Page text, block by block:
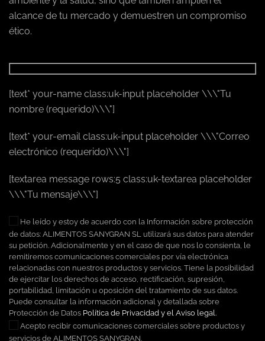
alcance de tu mercado y demuestren un compromiso
ético.
[text* your-name class:uk-input placeholder \\\"Tu
nombre (requerido)\\\"]
[text* your-email class:uk-input placeholder \\\"Correo
electrónico (requerido)\\\"]
[textarea message rows:5 class:uk-textarea placeholder
\\\"Tu mensaje\\\"]
He leído y estoy de acuerdo con la Información sobre protección
de datos: ALIMENTOS SANYGRAN SL utilizará sus datos para atender
su petición. Adicionalmente y en el caso de que nos lo consienta, le
remitiremos comunicaciones comerciales por vía electrónica
relacionadas con nuestros productos y servicios. Tiene la posibilidad
de ejercitar los derechos de acceso, rectificación, supresión,
portabilidad, limitación u oposición del tratamiento de sus datos.
Puede consultar la información adicional y detallada sobre
Protección de Datos Política de Privacidad y el Aviso legal.
Acepto recibir comunicaciones comerciales sobre productos y
servicios de ALIMENTOS SANYGRAN.